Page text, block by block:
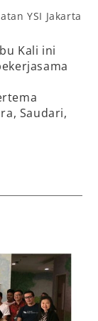
YSI Jakarta
Kali ini
Saudari,